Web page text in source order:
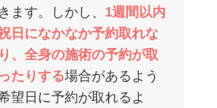
ます。しかし、 1週間以内
日になかなか予約取れな
、全身の施術の予約が取
たりする場合があるよう
望日に予約が取れるよ